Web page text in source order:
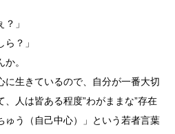
」
？」
。
に生きているので、自分が一番大切
人は皆ある程度”わがままな”存在
ゅう（自己中心）」という若者言葉